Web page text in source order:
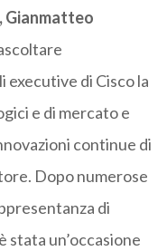
Gianmatteo
di Cisco la
e di mercato e
continue di
Dopo numerose
di
stata un’occasione